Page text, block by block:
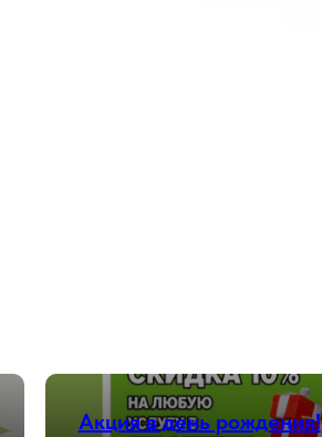
Акция в день рождения!